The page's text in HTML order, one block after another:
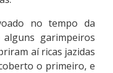
no tempo da
garimpeiros
aí ricas jazidas
o primeiro, e